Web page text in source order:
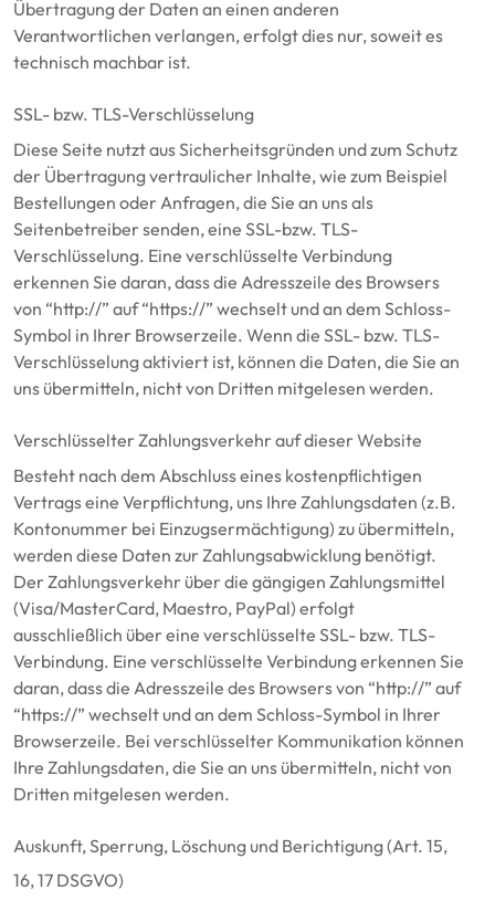
Übertragung der Daten an einen anderen
Verantwortlichen verlangen, erfolgt dies nur, soweit es
technisch machbar ist.
SSL- bzw. TLS-Verschlüsselung
Diese Seite nutzt aus Sicherheitsgründen und zum Schutz
der Übertragung vertraulicher Inhalte, wie zum Beispiel
Bestellungen oder Anfragen, die Sie an uns als
Seitenbetreiber senden, eine SSL-bzw. TLS-
Verschlüsselung. Eine verschlüsselte Verbindung
erkennen Sie daran, dass die Adresszeile des Browsers
von “http://” auf “https://” wechselt und an dem Schloss-
Symbol in Ihrer Browserzeile. Wenn die SSL- bzw. TLS-
Verschlüsselung aktiviert ist, können die Daten, die Sie an
uns übermitteln, nicht von Dritten mitgelesen werden.
Verschlüsselter Zahlungsverkehr auf dieser Website
Besteht nach dem Abschluss eines kostenpflichtigen
Vertrags eine Verpflichtung, uns Ihre Zahlungsdaten (z.B.
Kontonummer bei Einzugsermächtigung) zu übermitteln,
werden diese Daten zur Zahlungsabwicklung benötigt.
Der Zahlungsverkehr über die gängigen Zahlungsmittel
(Visa/MasterCard, Maestro, PayPal) erfolgt
ausschließlich über eine verschlüsselte SSL- bzw. TLS-
Verbindung. Eine verschlüsselte Verbindung erkennen Sie
daran, dass die Adresszeile des Browsers von “http://” auf
“https://” wechselt und an dem Schloss-Symbol in Ihrer
Browserzeile. Bei verschlüsselter Kommunikation können
Ihre Zahlungsdaten, die Sie an uns übermitteln, nicht von
Dritten mitgelesen werden.
Auskunft, Sperrung, Löschung und Berichtigung(Art. 15,
16, 17 DSGVO)